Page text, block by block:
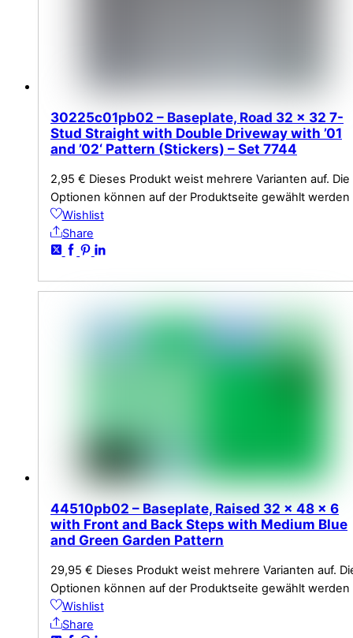
30225c01pb02 – Baseplate, Road 32 x 32 7-
Stud Straight with Double Driveway with ’01
and ’02‘ Pattern (Stickers) – Set 7744
2,95 € Dieses Produkt weist mehrere Varianten auf. Die
Optionen können auf der Produktseite gewählt werden
Wishlist
Share
44510pb02 – Baseplate, Raised 32 x 48 x 6
with Front and Back Steps with Medium Blue
and Green Garden Pattern
29,95 € Dieses Produkt weist mehrere Varianten auf.
Optionen können auf der Produktseite gewählt werden
Wishlist
Share